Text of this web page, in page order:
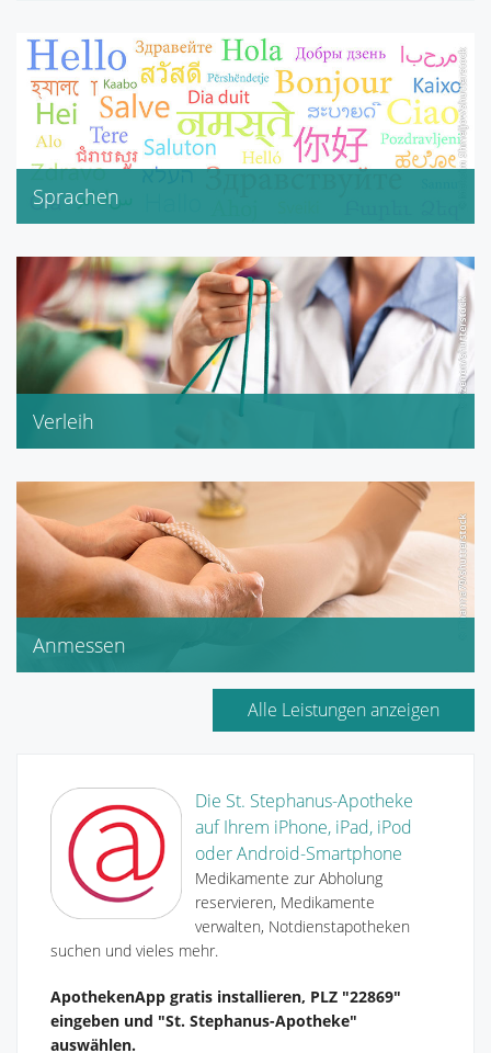
Avène
Sprachen
Französisch
Verleih
Pari Inhalationsgerät
Anmessen
Kompressionsstrümpfe (nach Terminvereinbarung)
Alle Leistungen anzeigen
Die St. Stephanus-Apotheke
auf Ihrem iPhone, iPad, iPod
oder Android-Smartphone
Medikamente zur Abholung
reservieren, Medikamente
verwalten, Notdienstapotheken
suchen und vieles mehr.
ApothekenApp gratis installieren, PLZ "22869"
eingeben und "St. Stephanus-Apotheke"
auswählen.